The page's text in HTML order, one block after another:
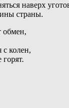
наверх
страны.
обмен,
с колен,